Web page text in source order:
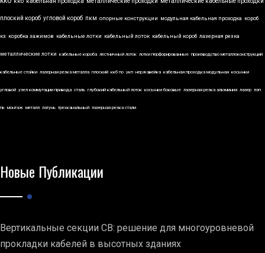
плоский короб угловой короб пкм опорные конструкции модульная кабельная проходка короб
кз коробка зажимов кабельные лотки кабельный лоток кабельный короб лазерная резка
металлические лотки кабельные короба лестничный лоток лотки перфорированные производство металлоконструкций
кабельные стойки лазерная резка металла плоский ккб по укп нержавейка кабельная проходка модульная косынки
угловой узел коммутации привода сталь глубокий кабельный лоток косынки боковые лазерная резка алюминия лазер лэп
пк монтаж металл латунь трехканальный лазерная резка стали
Новые Публикации
Вертикальные секции СВ: решение для многоуровневой
прокладки кабелей в высотных зданиях